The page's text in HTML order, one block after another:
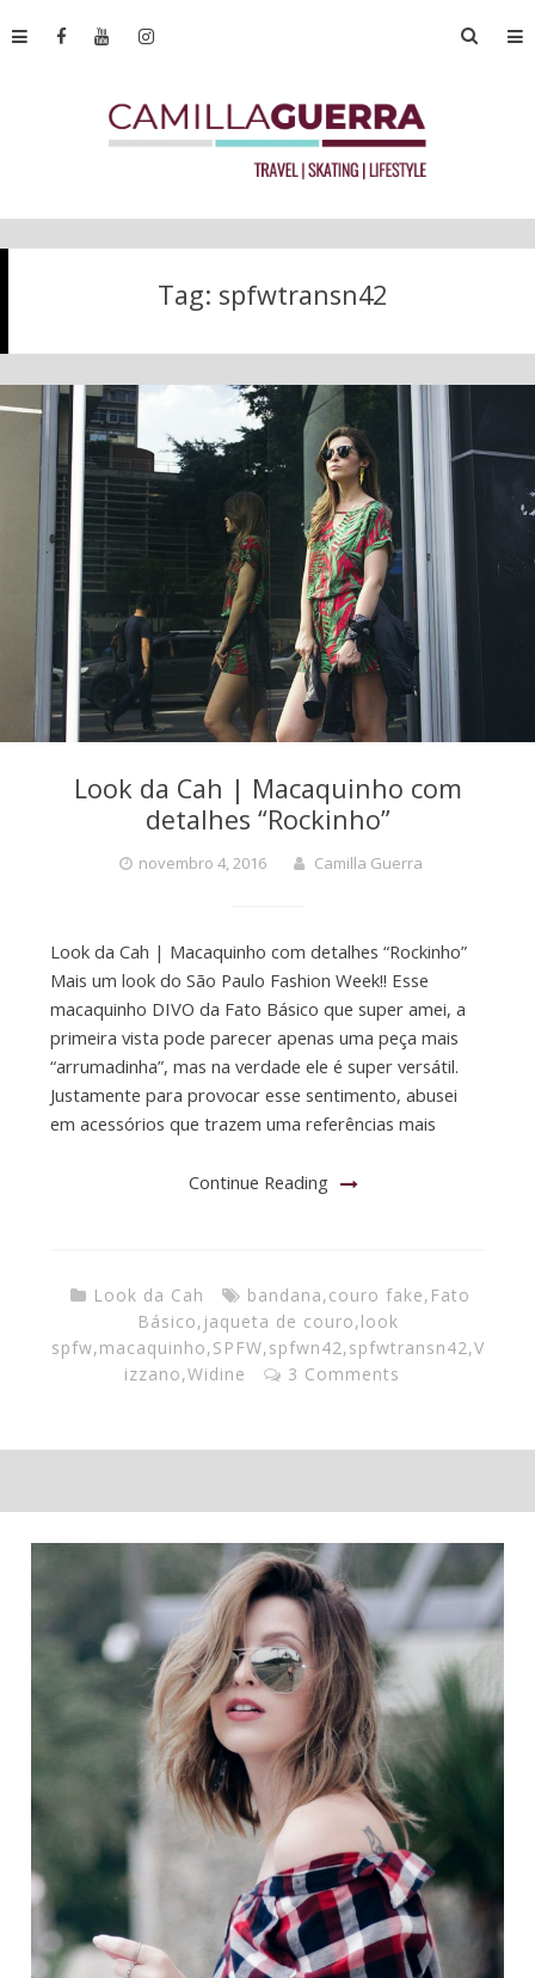
Tag: spfwtransn42
Look da Cah | Macaquinho com
detalhes “Rockinho”
novembro 4, 2016 Camilla Guerra
Look da Cah | Macaquinho com detalhes “Rockinho”
Mais um look do São Paulo Fashion Week!! Esse
macaquinho DIVO da Fato Básico que super amei, a
primeira vista pode parecer apenas uma peça mais
“arrumadinha”, mas na verdade ele é super versátil.
Justamente para provocar esse sentimento, abusei
em acessórios que trazem uma referências mais
Continue Reading
Look da Cah bandana,couro fake, Fato
Básico, jaqueta de couro,look
spfw,macaquinho,SPFW,spfwn42,spfwtransn42,V
izzano,Widine 3 Comments